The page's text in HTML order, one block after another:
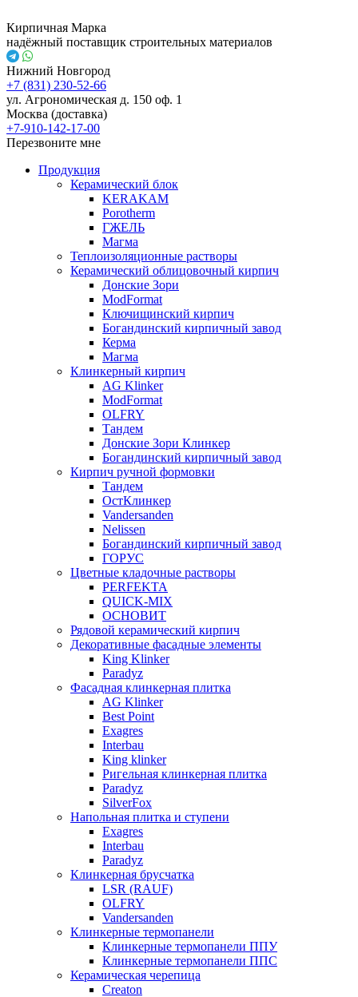
Кирпичная Марка
надёжный поставщик строительных материалов
Нижний Новгород
+7 (831) 230-52-66
ул. Агрономическая д. 150 оф. 1
Москва (доставка)
+7-910-142-17-00
Перезвоните мне
Продукция
Керамический блок
KERAKAM
Porotherm
ГЖЕЛЬ
Магма
Теплоизоляционные растворы
Керамический облицовочный кирпич
Донские Зори
ModFormat
Ключищинский кирпич
Богандинский кирпичный завод
Керма
Магма
Клинкерный кирпич
AG Klinker
ModFormat
OLFRY
Тандем
Донские Зори Клинкер
Богандинский кирпичный завод
Кирпич ручной формовки
Тандем
ОстКлинкер
Vandersanden
Nelissen
Богандинский кирпичный завод
ГОРУС
Цветные кладочные растворы
PERFEKTA
QUICK-MIX
ОСНОВИТ
Рядовой керамический кирпич
Декоративные фасадные элементы
King Klinker
Paradyz
Фасадная клинкерная плитка
AG Klinker
Best Point
Exagres
Interbau
King klinker
Ригельная клинкерная плитка
Paradyz
SilverFox
Напольная плитка и ступени
Exagres
Interbau
Paradyz
Клинкерная брусчатка
LSR (RAUF)
OLFRY
Vandersanden
Клинкерные термопанели
Клинкерные термопанели ППУ
Клинкерные термопанели ППC
Керамическая черепица
Creaton